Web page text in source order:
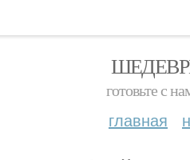
готовьте с
главная